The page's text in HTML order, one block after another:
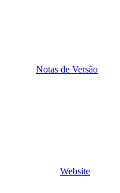
Notas de Versão
Website